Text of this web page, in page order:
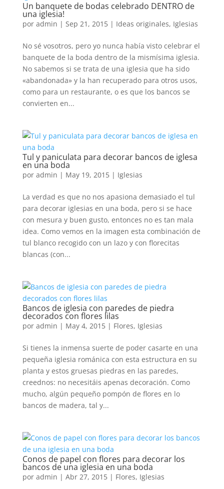
Un banquete de bodas celebrado DENTRO de
una iglesia!
por admin | Sep 21, 2015| Ideas originales, Iglesias
No sé vosotros, pero yo nunca había visto celebrar el
banquete de la boda dentro de la mismísima iglesia.
No sabemos si se trata de una iglesia que ha sido
«abandonada» y la han recuperado para otros usos,
como para un restaurante, o es que los bancos se
convierten en...
Tul y paniculata para decorar bancos de iglesa
en una boda
por admin | May 19, 2015| Iglesias
La verdad es que no nos apasiona demasiado el tul
para decorar iglesias en una boda, pero si se hace
con mesura y buen gusto, entonces no es tan mala
idea. Como vemos en la imagen esta combinación de
tul blanco recogido con un lazo y con florecitas
blancas (con...
Bancos de iglesia con paredes de piedra
decorados con flores lilas
por admin | May 4, 2015| Flores, Iglesias
Si tienes la inmensa suerte de poder casarte en una
pequeña iglesia románica con esta estructura en su
planta y estos gruesas piedras en las paredes,
creednos: no necesitáis apenas decoración. Como
mucho, algún pequeño pompón de flores en lo
bancos de madera, tal y...
Conos de papel con flores para decorar los
bancos de una iglesia en una boda
por admin | Abr 27, 2015| Flores, Iglesias